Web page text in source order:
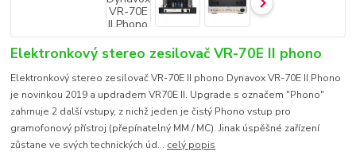
Elektronkový stereo zesilovač VR-70E II phono
Elektronkový stereo zesilovač VR-70E II phono Dynavox VR-70E II Phono
je novinkou 2019 a updradem VR70E II. Upgrade s označem "Phono"
zahrnuje 2 další vstupy, z nichž jeden je čistý Phono vstup pro
gramofonový přístroj (přepínatelný MM / MC). Jinak úspěšné zařízení
zůstane ve svých technických úd... celý popis